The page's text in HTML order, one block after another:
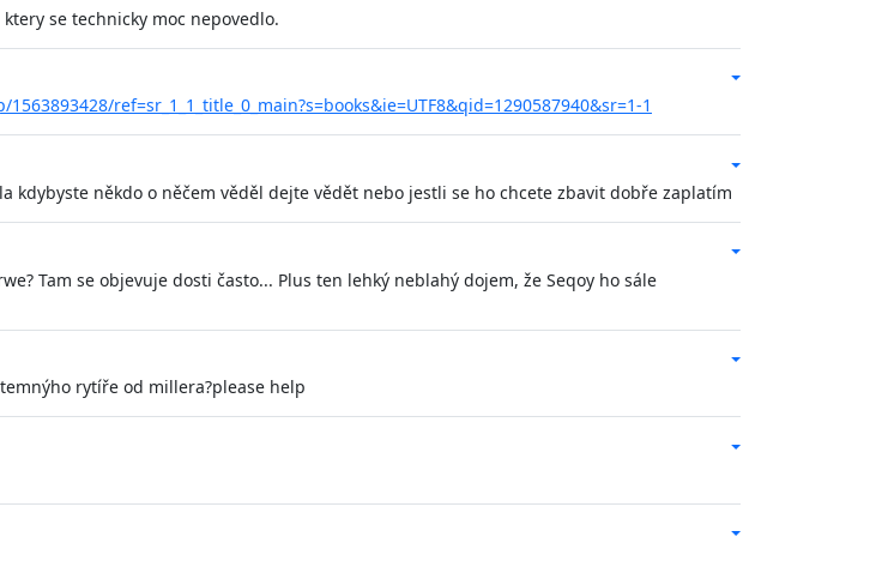
se technicky moc nepovedlo.
ref=sr_1_1_title_0_main?s=books&ie=UTF8&qid=1290587940&sr=1-1
kdybyste někdo o něčem věděl dejte vědět nebo jestli se ho chcete zbavit dobře zaplatím
Tam se objevuje dosti často... Plus ten lehký neblahý dojem, že Seqoy ho sále
rytíře od millera?please help